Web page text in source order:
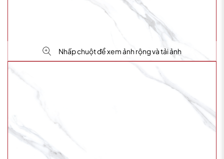
Nhấp chuột để xem ảnh rộng và tải ảnh